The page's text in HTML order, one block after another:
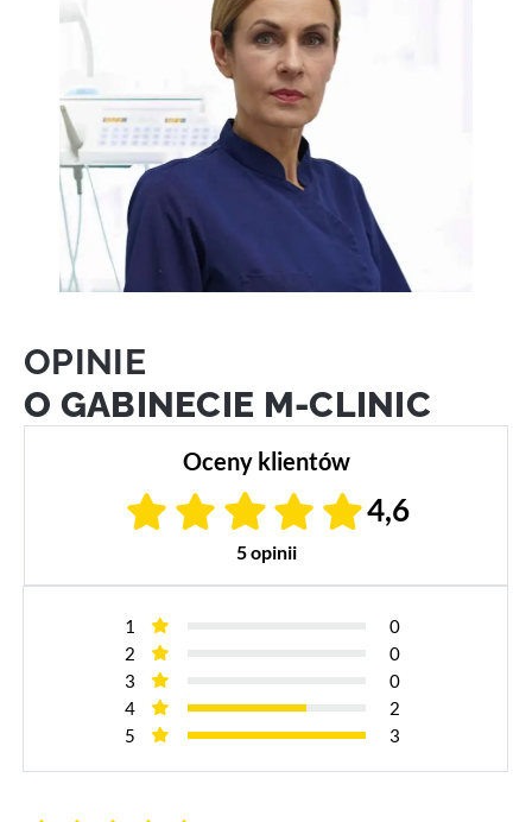
OPINIE
O GABINECIE M-CLINIC
Oceny klientów
4,6
5 opinii
1
0
2
0
3
0
4
2
5
3